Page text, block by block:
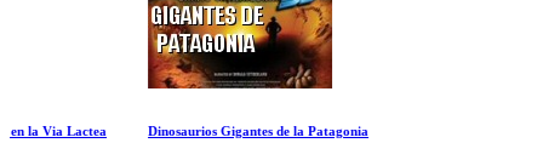
Dinosaurios Gigantes de la Patagonia